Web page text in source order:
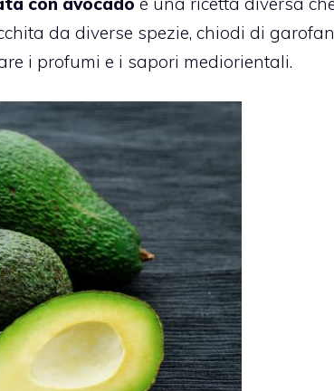
da diverse spezie, chiodi di
i profumi e i sapori mediorientali.